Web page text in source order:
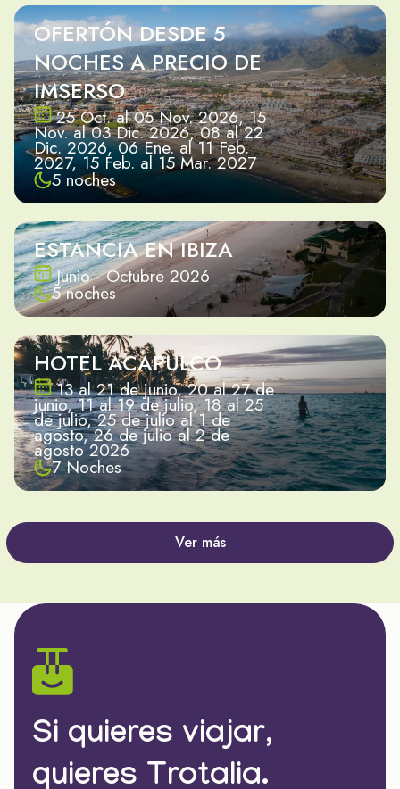
OFERTÓN DESDE 5
NOCHES A PRECIO DE
IMSERSO
25 Oct. al 05 Nov. 2026, 15
Nov. al 03 Dic. 2026, 08 al 22
Dic. 2026, 06 Ene. al 11 Feb.
2027, 15 Feb. al 15 Mar. 2027
5 noches
ESTANCIA EN IBIZA
Junio - Octubre 2026
5 noches
HOTEL ACAPULCO
13 al 21 de junio, 20 al 27 de
junio, 11 al 19 de julio, 18 al 25
de julio, 25 de julio al 1 de
agosto, 26 de julio al 2 de
agosto 2026
7 Noches
Ver más
Si quieres viajar,
quieres Trotalia.